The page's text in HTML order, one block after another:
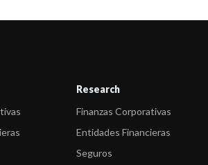
Research
Finanzas Corporativas
Entidades Financieras
Seguros